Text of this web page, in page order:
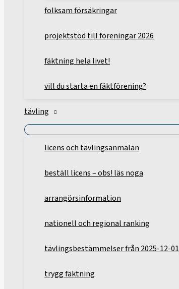
folksam försäkringar
projektstöd till föreningar 2026
fäktning hela livet!
vill du starta en fäktförening?
tävling
licens och tävlingsanmälan
beställ licens – obs! läs noga
arrangörsinformation
nationell och regional ranking
tävlingsbestämmelser från 2025-12-01
trygg fäktning